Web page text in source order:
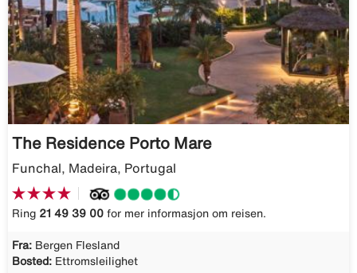
The Residence Porto Mare
Funchal, Madeira, Portugal
Ring 21 49 39 00 for mer informasjon om reisen.
Fra: Bergen Flesland
Bosted: Ettromsleilighet